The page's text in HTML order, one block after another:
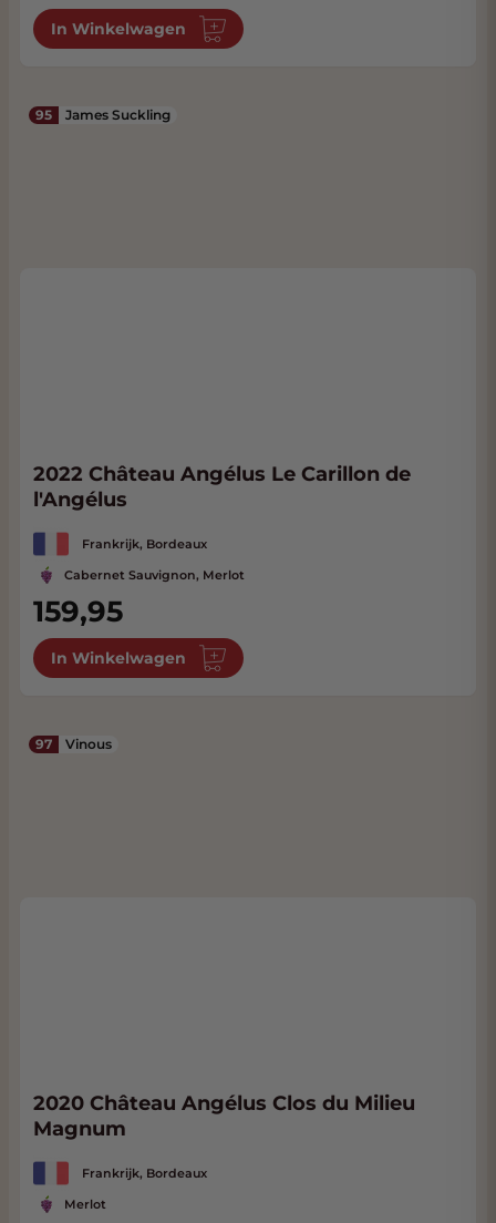
In Winkelwagen
95 James Suckling
2022 Château Angélus Le Carillon de
l'Angélus
Frankrijk, Bordeaux
Cabernet Sauvignon, Merlot
159,95
In Winkelwagen
97 Vinous
2020 Château Angélus Clos du Milieu
Magnum
Frankrijk, Bordeaux
Merlot